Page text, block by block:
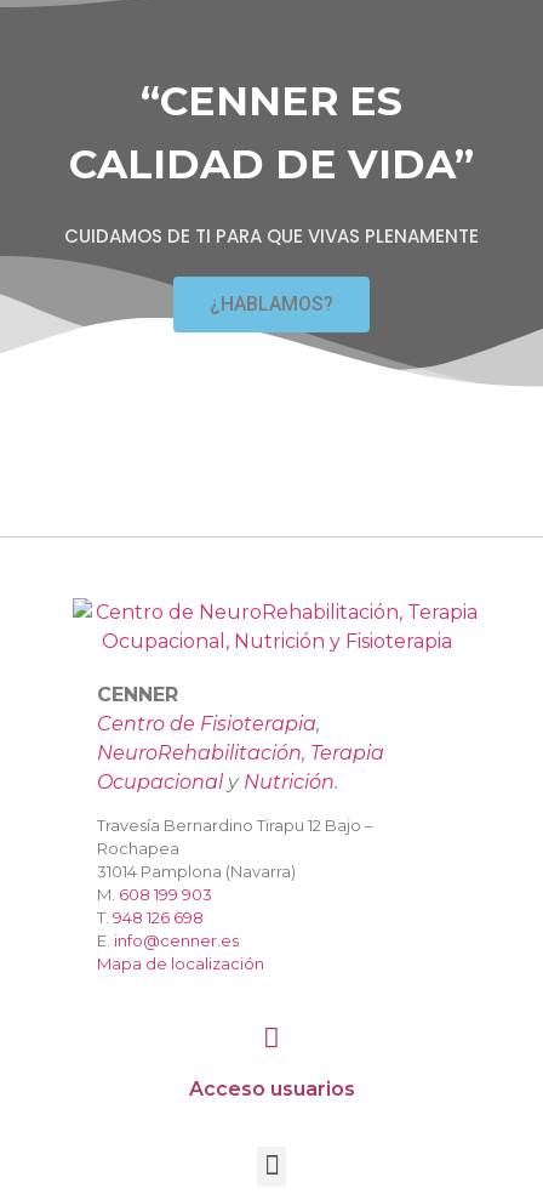
“CENNER ES
CALIDAD DE VIDA”
CUIDAMOS DE TI PARA QUE VIVAS PLENAMENTE
¿HABLAMOS?
CENNER
Centro de Fisioterapia,
NeuroRehabilitación, Terapia
Ocupacionaly Nutrición.
Travesía Bernardino Tirapu 12 Bajo –
Rochapea
31014 Pamplona (Navarra)
M. 608 199 903
T. 948 126 698
E. info@cenner.es
Mapa de localización
Acceso usuarios